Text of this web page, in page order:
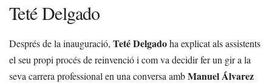
Teté Delgado
Després de la inauguració, Teté Delgadoha explicat als assistents
el seu propi procés de reinvenció i com va decidir fer un gir a la
seva carrera professional en una conversa ambManuel Álvarez